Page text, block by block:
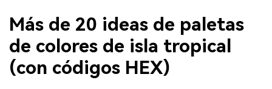
Más de 20 ideas de paletas
de colores de isla tropical
(con códigos HEX)